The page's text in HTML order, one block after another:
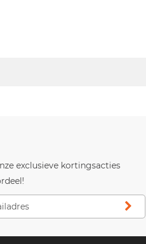
exclusieve kortingsacties